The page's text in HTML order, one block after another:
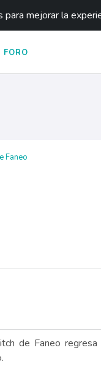
mejorar la
FORO
Faneo
de Faneo